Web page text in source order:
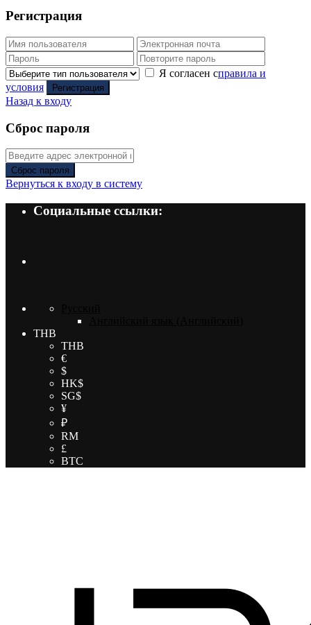
Регистрация
Я согласен справила и
условия
Регистрация
Назад к входу
Сброс пароля
Сброс пароля
Вернуться к входу в систему
Социальные ссылки:
THB
THB
€
$
HK$
SG$
¥
₽
RM
£
BTC